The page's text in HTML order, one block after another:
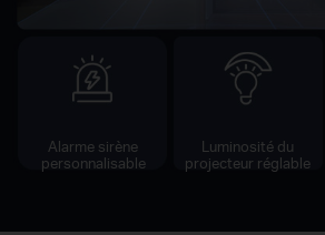
Alarme sirène
personnalisable
Luminosité du
projecteur réglable